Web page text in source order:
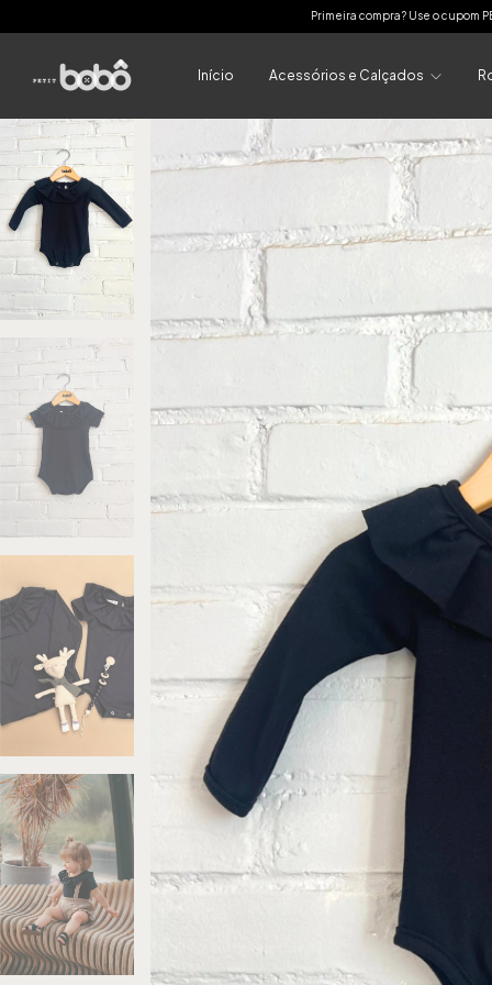
Primeira compra? Use o cupom PETIT10 | FRETE GRÁTIS para as
Início Acessórios e Calçados